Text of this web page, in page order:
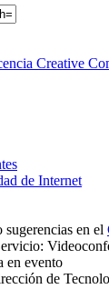
Creative
de Internet
en el
en evento
de